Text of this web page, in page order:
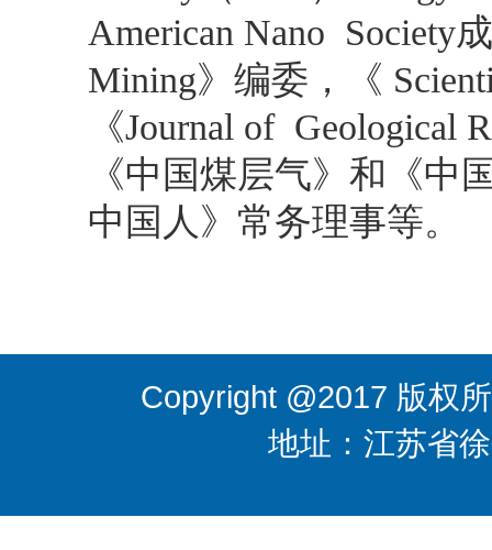
American Nano Society
Mining》编委，《
《Journal of Geological
《中国煤层气》和《中
中国人》常务理
Copyright @2017 版权
地址：江苏省